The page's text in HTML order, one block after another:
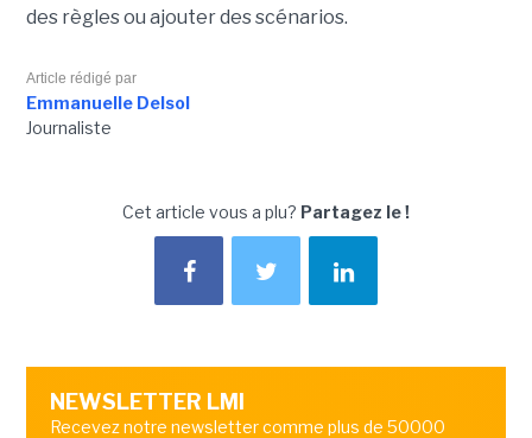
des règles ou ajouter des scénarios.
Article rédigé par
Emmanuelle Delsol
Journaliste
Cet article vous a plu? Partagez le !
NEWSLETTER LMI
Recevez notre newsletter comme plus de 50000